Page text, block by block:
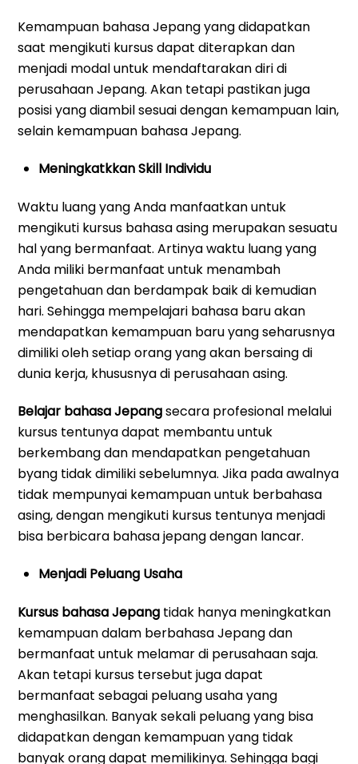
Kemampuan bahasa Jepang yang didapatkan
saat mengikuti kursus dapat diterapkan dan
menjadi modal untuk mendaftarakan diri di
perusahaan Jepang. Akan tetapi pastikan juga
posisi yang diambil sesuai dengan kemampuan lain,
selain kemampuan bahasa Jepang.
Meningkatkkan Skill Individu
Waktu luang yang Anda manfaatkan untuk
mengikuti kursus bahasa asing merupakan sesuatu
hal yang bermanfaat. Artinya waktu luang yang
Anda miliki bermanfaat untuk menambah
pengetahuan dan berdampak baik di kemudian
hari. Sehingga mempelajari bahasa baru akan
mendapatkan kemampuan baru yang seharusnya
dimiliki oleh setiap orang yang akan bersaing di
dunia kerja, khususnya di perusahaan asing.
Belajar bahasa Jepangsecara profesional melalui
kursus tentunya dapat membantu untuk
berkembang dan mendapatkan pengetahuan
byang tidak dimiliki sebelumnya. Jika pada awalnya
tidak mempunyai kemampuan untuk berbahasa
asing, dengan mengikuti kursus tentunya menjadi
bisa berbicara bahasa jepang dengan lancar.
Menjadi Peluang Usaha
Kursus bahasa Jepang tidak hanya meningkatkan
kemampuan dalam berbahasa Jepang dan
bermanfaat untuk melamar di perusahaan saja.
Akan tetapi kursus tersebut juga dapat
bermanfaat sebagai peluang usaha yang
menghasilkan. Banyak sekali peluang yang bisa
didapatkan dengan kemampuan yang tidak
banyak orang dapat memilikinya. Sehingga bagi